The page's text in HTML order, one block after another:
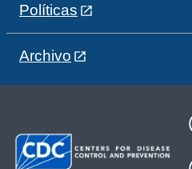
Políticas
Archivo